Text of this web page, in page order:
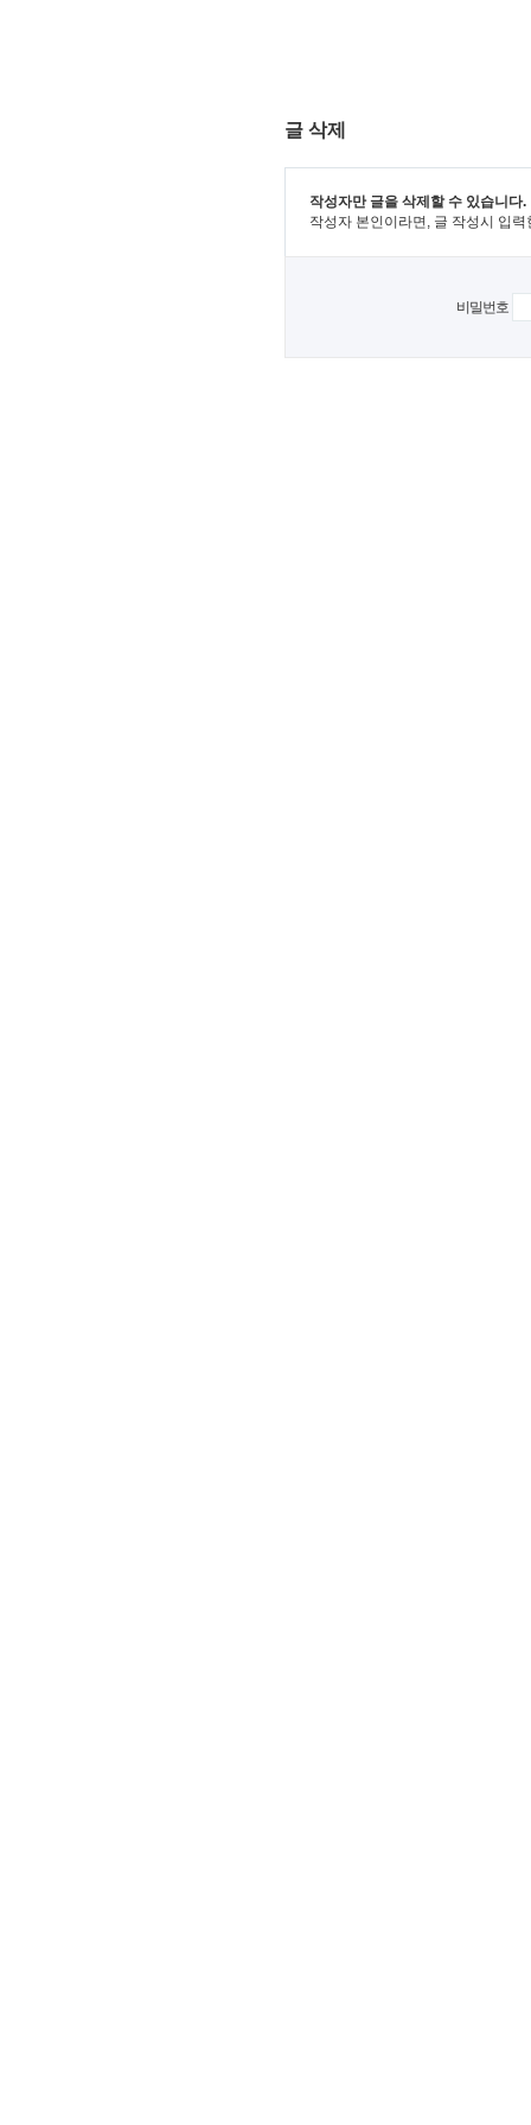
글 삭제
작성자만 글을 삭제할 수 있습니다.
작성자 본인이라면, 글 작성시 입
비밀번호